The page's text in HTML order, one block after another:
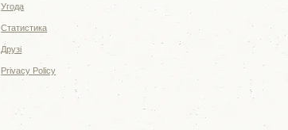
Угода
Статистика
Друзі
Privacy Policy